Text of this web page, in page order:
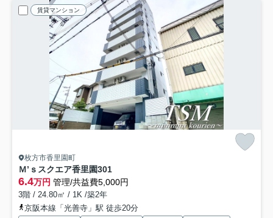
賃貸マンション
枚方市香里園町
Ｍ’ｓスクエア香里園301
6.4万円 管理/共益費5,000円
3階 / 24.80㎡ / 1K /築2年
京阪本線「光善寺」駅 徒歩20分